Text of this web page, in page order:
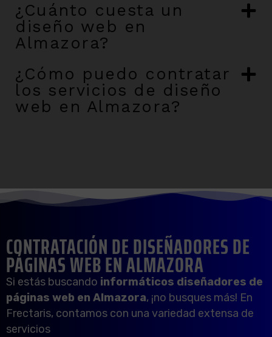
¿Cuánto cuesta un
diseño web en
Almazora?
¿Cómo puedo contratar
los servicios de diseño
web en Almazora?
CONTRATACIÓN DE DISEÑADORES DE
PÁGINAS WEB EN ALMAZORA
Si estás buscando informáticos diseñadores de
páginas web en Almazora, ¡no busques más! En
Frectaris, contamos con una variedad extensa de
servicios